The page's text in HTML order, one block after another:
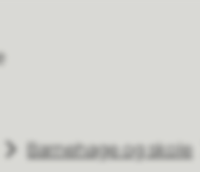
Barnehage og skole